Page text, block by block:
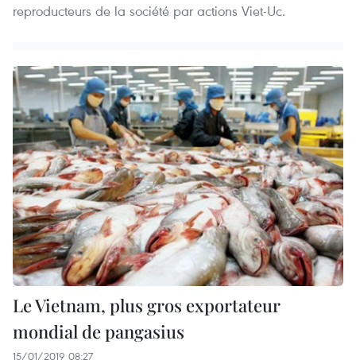
reproducteurs de la société par actions Viet-Uc.
Le Vietnam, plus gros exportateur
mondial de pangasius
15/01/2019 08:27